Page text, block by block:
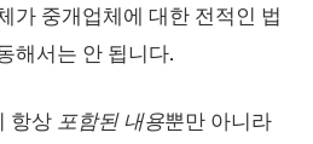
가 중개업체에 대한 전적인 법
해서는 안 됩니다.
항상 포함된 내용뿐만 아니라